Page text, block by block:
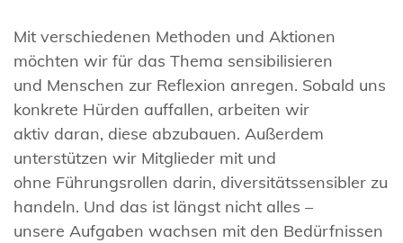
Mit verschiedenen Methoden und Aktionen
möchten wir für das Thema sensibilisieren
und Menschen zur Reflexion anregen. Sobald uns
konkrete Hürden auffallen, arbeiten wir
aktiv daran, diese abzubauen. Außerdem
unterstützen wir Mitglieder mit und
ohne Führungsrollen darin, diversitätssensibler zu
handeln. Und das ist längst nicht alles –
unsere Aufgaben wachsen mit den Bedürfnissen